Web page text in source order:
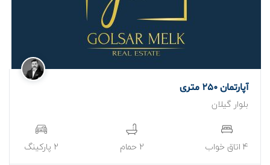
آپارتمان 250 متری
بلوار گیلان
4 اتاق خواب 2 حمام 2 پارکینگ